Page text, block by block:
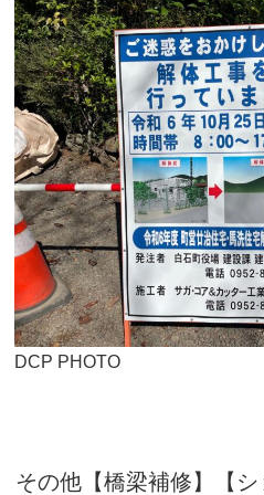
DCP PHOTO
その他【橋梁補修】【